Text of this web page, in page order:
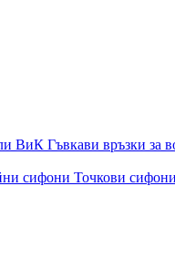
ВиК Гъвкави връзки за
сифони Точкови сифони